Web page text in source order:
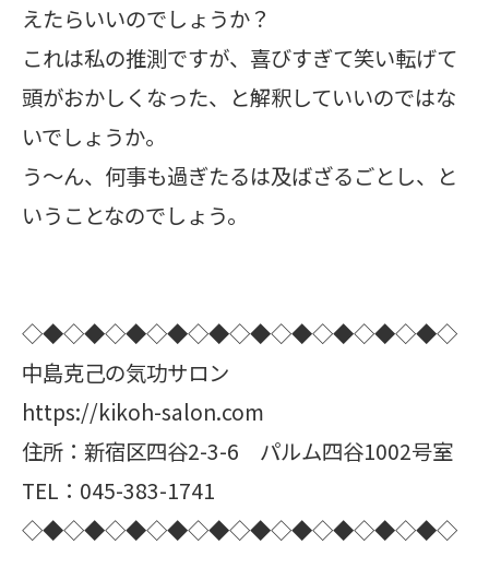
えたらいいのでしょうか？
これは私の推測ですが、喜びすぎて笑い転げて
頭がおかしくなった、と解釈していいのではな
いでしょうか。
う～ん、何事も過ぎたるは及ばざるごとし、と
いうことなのでしょう。
◇◆◇◆◇◆◇◆◇◆◇◆◇◆◇◆◇◆◇◆◇
中島克己の気功サロン
https://kikoh-salon.com
住所：新宿区四谷2-3-6 パルム四谷1002号室
TEL：045-383-1741
◇◆◇◆◇◆◇◆◇◆◇◆◇◆◇◆◇◆◇◆◇